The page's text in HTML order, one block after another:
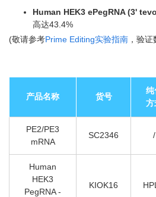
Human HEK3 ePegRNA (3'
高达43.4%
(敬请参考Prime Editing实验指南 ，验
产品名称 货号
纯
方
PE2/PE3
mRNA
SC2346 /
Human
HEK3
PegRNA -
KIOK16